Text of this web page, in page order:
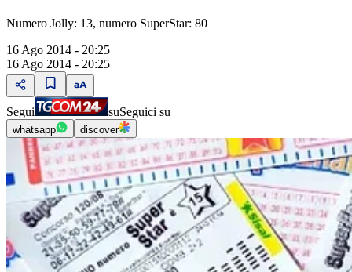
Numero Jolly: 13, numero SuperStar: 80
16 Ago 2014 - 20:25
16 Ago 2014 - 20:25
Segui suSeguici su
whatsapp discover